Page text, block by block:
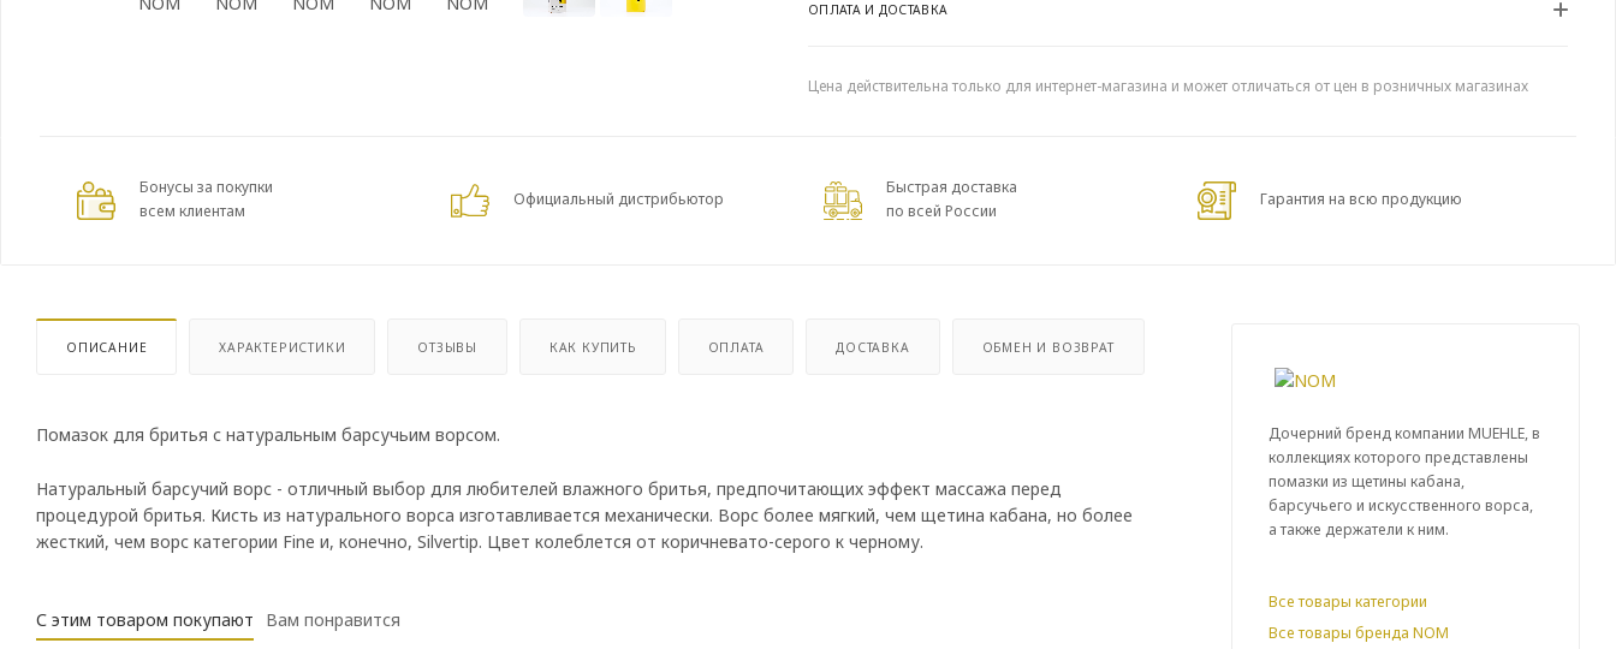
ОПЛАТА И ДОСТАВКА
Цена действительна только для интернет-магазина и может отличаться от цен в розничных магазинах
Бонусы за покупки
всем клиентам
Официальный дистрибьютор
Быстрая доставка
по всей России
Гарантия на всю продукцию
ОПИСАНИЕ ХАРАКТЕРИСТИКИ ОТЗЫВЫ КАК КУПИТЬ ОПЛАТА ДОСТАВКА ОБМЕН И ВОЗВРАТ
Помазок для бритья с натуральным барсучьим ворсом.
Натуральный барсучий ворс - отличный выбор для любителей влажного бритья, предпочитающих эффект массажа перед
процедурой бритья. Кисть из натурального ворса изготавливается механически. Ворс более мягкий, чем щетина кабана, но более
жесткий, чем ворс категории Fine и, конечно, Silvertip. Цвет колеблется от коричневато-серого к черному.
С этим товаром покупают Вам понравится
Дочерний бренд компании MUEHLE, в
коллекциях которого представлены
помазки из щетины кабана,
барсучьего и искусственного ворса,
а также держатели к ним.
Все товары категории
Все товары бренда NOM